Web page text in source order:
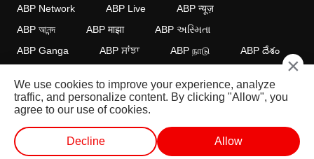
ABP Network ABP Live
ABP न्यूज़
ABP আনন্দ
ABP माझा
ABP અસ્મિતા
ABP Ganga
ABP ਸਾਂਝਾ ABP நாடு ABP దేశం
FOLLOW US
This website follows the DNPA Code of Ethics.
Copyright@2026.
All rights reserved.
×
We use cookies to improve your experience, analyze
traffic, and personalize content. By clicking "Allow", you
agree to our use of cookies.
Decline Allow